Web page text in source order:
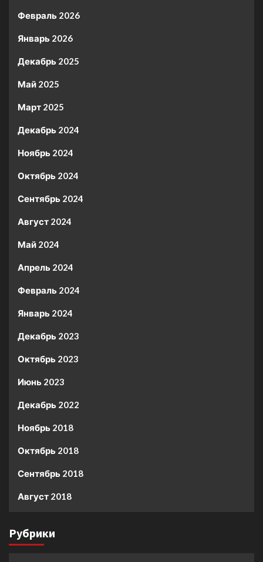
Февраль 2026
Январь 2026
Декабрь 2025
Май 2025
Март 2025
Декабрь 2024
Ноябрь 2024
Октябрь 2024
Сентябрь 2024
Август 2024
Май 2024
Апрель 2024
Февраль 2024
Январь 2024
Декабрь 2023
Октябрь 2023
Июнь 2023
Декабрь 2022
Ноябрь 2018
Октябрь 2018
Сентябрь 2018
Август 2018
Рубрики